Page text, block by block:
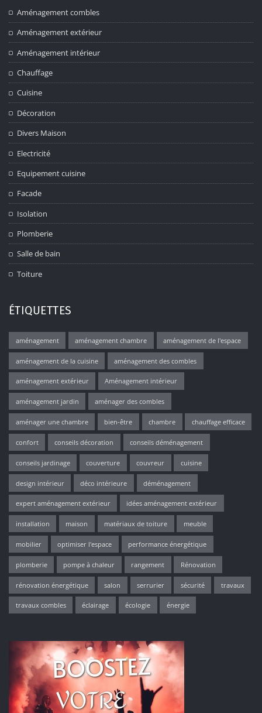
Aménagement combles
Aménagement extérieur
Aménagement intérieur
Chauffage
Cuisine
Décoration
Divers Maison
Electricité
Equipement cuisine
Facade
Isolation
Plomberie
Salle de bain
Toiture
ÉTIQUETTES
aménagement aménagement chambre aménagement de l'espace
aménagement de la cuisine aménagement des combles
aménagement extérieur Aménagement intérieur
aménagement jardin aménager des combles
aménager une chambre bien-être chambre chauffage efficace
confort conseils décoration conseils déménagement
conseils jardinage couverture couvreur cuisine
design intérieur déco intérieure déménagement
expert aménagement extérieur idées aménagement extérieur
installation maison matériaux de toiture meuble
mobilier optimiser l'espace performance énergétique
plomberie pompe à chaleur rangement Rénovation
rénovation énergétique salon serrurier sécurité travaux
travaux combles éclairage écologie énergie